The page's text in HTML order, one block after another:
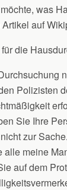
was
auf
die
Polizisten
Sie Ihre
zur
alle meine
auf dem